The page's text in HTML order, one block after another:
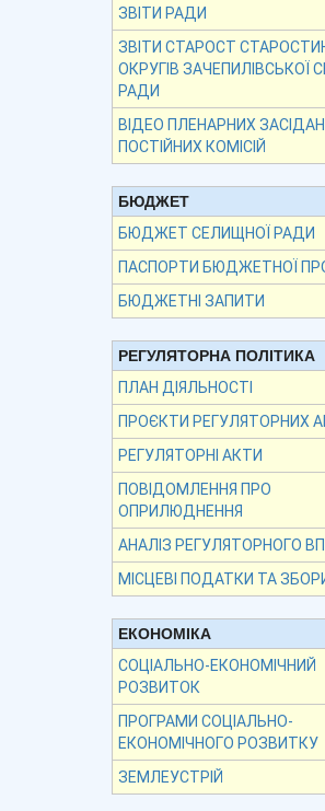
ЗВІТИ РАДИ
ЗВІТИ СТАРОСТ
ОКРУГІВ ЗАЧЕПИЛІВСЬКОЇ
РАДИ
ВІДЕО ПЛЕНАРНИХ
ПОСТІЙНИХ КОМІСІЙ
БЮДЖЕТ
БЮДЖЕТ СЕЛИЩНОЇ РАДИ
ПАСПОРТИ БЮДЖЕТНОЇ
БЮДЖЕТНІ ЗАПИТИ
РЕГУЛЯТОРНА ПОЛІТИКА
ПЛАН ДІЯЛЬНОСТІ
ПРОЄКТИ РЕГУЛЯТОРНИХ
РЕГУЛЯТОРНІ АКТИ
ПОВІДОМЛЕННЯ ПРО
ОПРИЛЮДНЕННЯ
АНАЛІЗ РЕГУЛЯТОРНОГО
МІСЦЕВІ ПОДАТКИ ТА
ЕКОНОМІКА
СОЦІАЛЬНО-ЕКОНОМІЧНИЙ
РОЗВИТОК
ПРОГРАМИ СОЦІАЛЬНО-
ЕКОНОМІЧНОГО РОЗВИТКУ
ЗЕМЛЕУСТРІЙ